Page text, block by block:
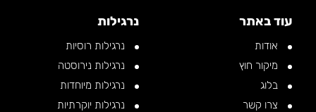
עוד באתר
אודות
מיקור חוץ
בלוג
צרו קשר
נרגילות
נרגילות רוסיות
נרגילות נירוסטה
נרגילות מיוחדות
נרגילות יוקרתיות